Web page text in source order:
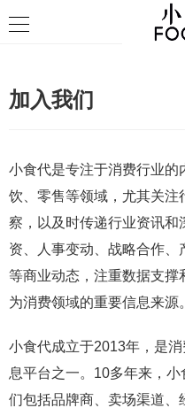
加入我们
小食代是专注于消费行业的
饮、零售等领域，尤其关
察，以及时传递行业资讯和
资、人事变动、战略合作
等商业动态，注重数据支
为消费领域的重要信息来源。
小食代成立于2013年，是
息平台之一。10多年来，
们包括品牌商、卖场渠道、